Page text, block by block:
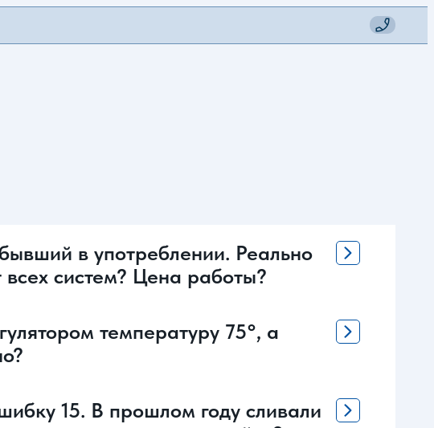
в употреблении. Реально
всех систем? Цена работы?
температуру 75°, а
15. В прошлом году сливали